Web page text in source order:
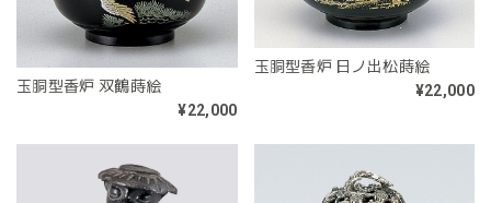
玉胴型香炉 双鶴蒔絵
¥22,000
玉胴型香炉 日ノ出松蒔絵
¥22,000